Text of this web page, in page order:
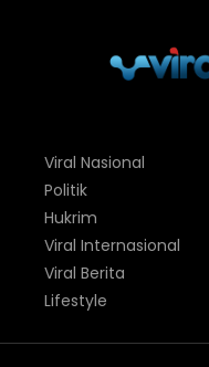
Viral Nasional
Politik
Hukrim
Viral Internasional
Viral Berita
Lifestyle